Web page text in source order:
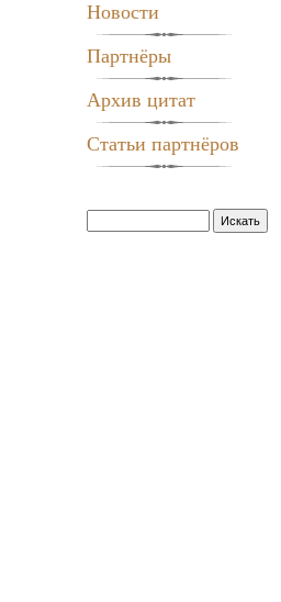
Новости
Партнёры
Архив цитат
Статьи партнёров
Искать